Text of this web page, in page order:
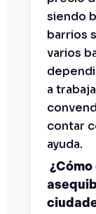
siendo
barrios
varios
a
contar
ayuda.